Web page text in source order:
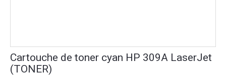
Cartouche de toner cyan HP 309A LaserJet
(TONER)